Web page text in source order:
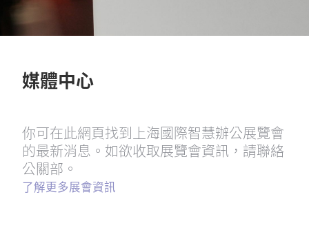
媒體中心
你可在此網頁找到上海國際智慧辦公展覽會
的最新消息。如欲收取展覽會資訊，請聯絡
公關部。
了解更多展會資訊